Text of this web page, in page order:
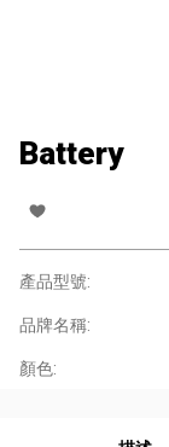
Battery
產品型號:
品牌名稱:
顏色: